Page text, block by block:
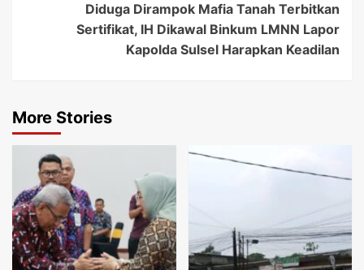
Diduga Dirampok Mafia Tanah Terbitkan
Sertifikat, IH Dikawal Binkum LMNN Lapor
Kapolda Sulsel Harapkan Keadilan
More Stories